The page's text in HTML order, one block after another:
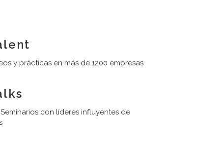
y prácticas en más de 1200 empresas
con líderes influyentes de